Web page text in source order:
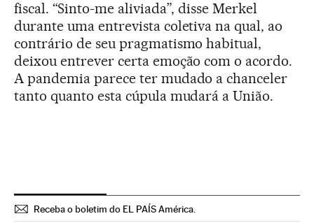
fiscal. “Sinto-me aliviada”, disse Merkel
durante uma entrevista coletiva na qual, ao
contrário de seu pragmatismo habitual,
deixou entrever certa emoção com o acordo.
A pandemia parece ter mudado a chanceler
tanto quanto esta cúpula mudará a União.
Receba o boletim do EL PAÍS América.